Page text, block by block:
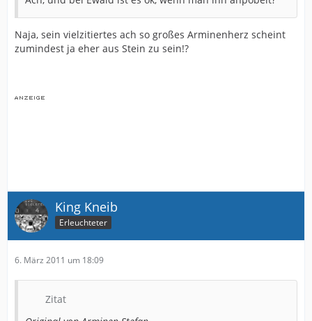
Naja, sein vielzitiertes ach so großes Arminenherz scheint
zumindest ja eher aus Stein zu sein!?
King Kneib
Erleuchteter
6. März 2011 um 18:09
Zitat